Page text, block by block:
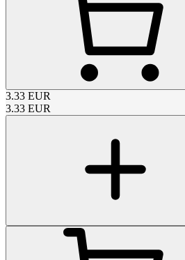
3.33 EUR
3.33 EUR